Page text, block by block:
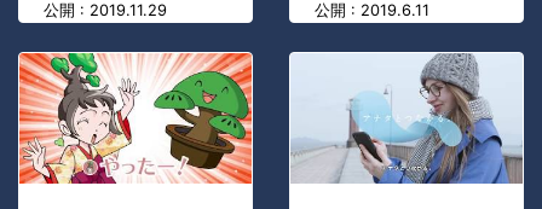
公開 : 2019.11.29
公開 : 2019.6.11